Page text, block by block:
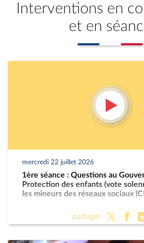
Interventions en
et en
mercredi 22 juillet 2026
1ère séance : Questions au
Protection des enfants (vote
les mineurs des réseaux sociaux
partager